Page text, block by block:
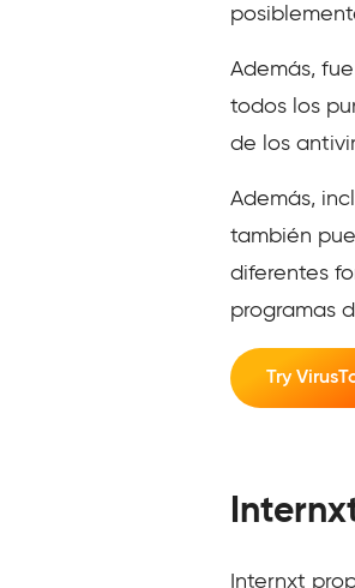
Además,
todos los
de los
Además,
también
diferentes
programas
Try
Internxt